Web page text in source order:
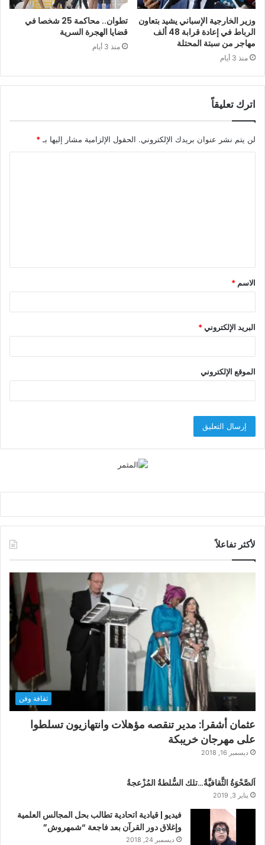
وزير الخارجية الإسباني يشيد بتعاون
الرباط في إعادة قرابة 48 ألف
مهاجر من سبتة المحتلة
منذ 3 أيام
تطوان.. محاكمة 25 شخصا في
قضايا الهجرة السرية
منذ 3 أيام
اترك تعليقاً
لن يتم نشر عنوان بريدك الإلكتروني. الحقول الإلزامية مشار إليها بـ *
ق
*
الاسم *
البريد الإلكتروني*
الموقع الإلكتروني
لأكثر تفاعلاً
ثقافة وفن
عثمان أشقرا: مدير تنقصه مؤهلات وانتهازيون تسلطوا
على مهرجان خريبكة
ديسمبر 16, 2018
اَلصَّحْوَةُ الثَّقافيَّةُ…تلك السُّلطةُ المُزْعجةُ
يناير 3, 2019
فيديو | قيادية اتحادية تطالب بحل المجالس العلمية
وإغلاق دور القرآن بعد فاجعة “شمهروش”
ديسمبر 24, 2018